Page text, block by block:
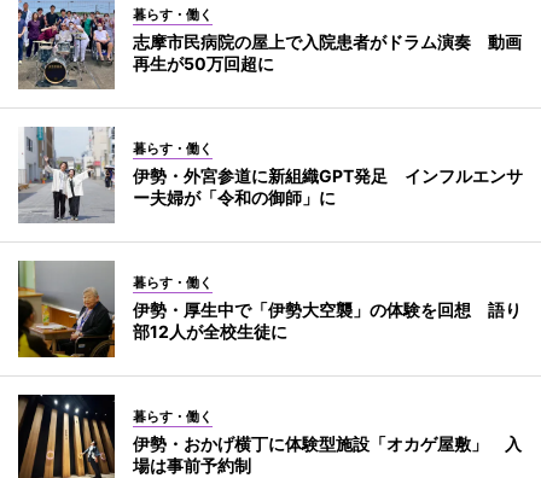
暮らす・働く
志摩市民病院の屋上で入院患者がドラム演奏 動画
再生が50万回超に
暮らす・働く
伊勢・外宮参道に新組織GPT発足 インフルエンサ
ー夫婦が「令和の御師」に
暮らす・働く
伊勢・厚生中で「伊勢大空襲」の体験を回想 語り
部12人が全校生徒に
暮らす・働く
伊勢・おかげ横丁に体験型施設「オカゲ屋敷」 入
場は事前予約制